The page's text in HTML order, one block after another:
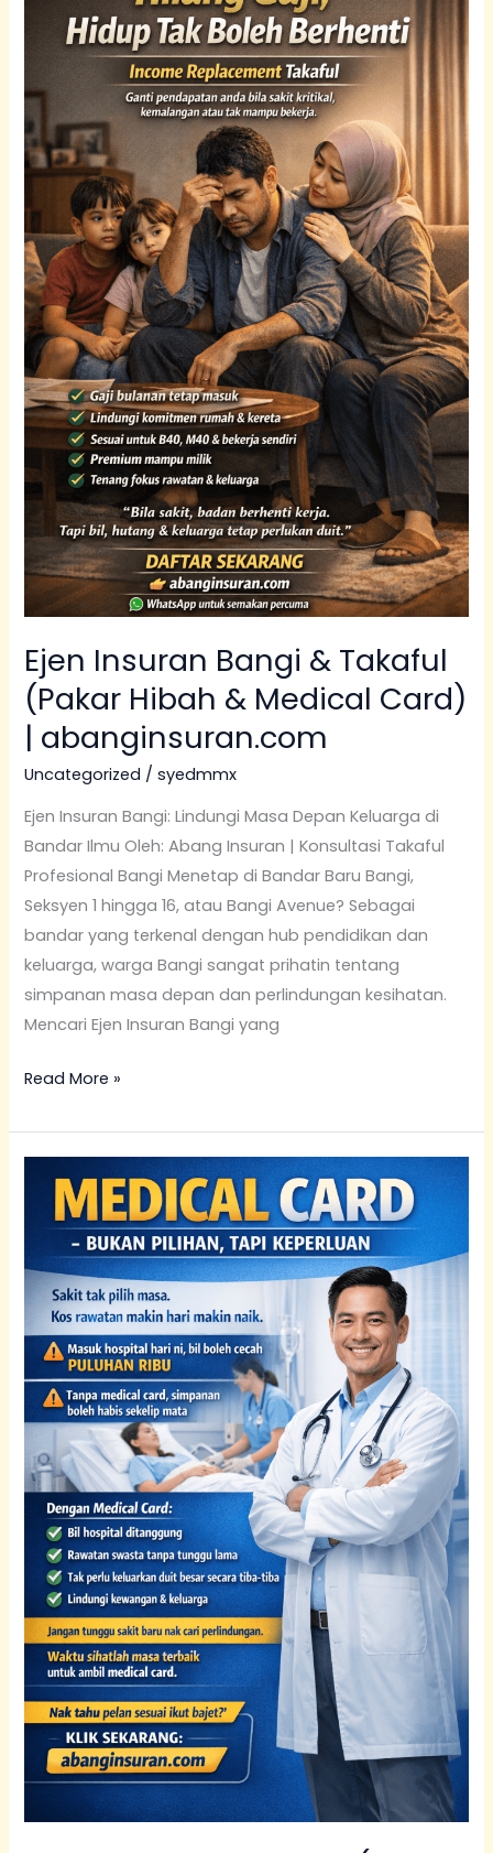
Ejen Insuran Bangi & Takaful
(Pakar Hibah & Medical Card)
| abanginsuran.com
Uncategorized /syedmmx
Ejen Insuran Bangi: Lindungi Masa Depan Keluarga di
Bandar Ilmu Oleh: Abang Insuran | Konsultasi Takaful
Profesional Bangi Menetap di Bandar Baru Bangi,
Seksyen 1 hingga 16, atau Bangi Avenue? Sebagai
bandar yang terkenal dengan hub pendidikan dan
keluarga, warga Bangi sangat prihatin tentang
simpanan masa depan dan perlindungan kesihatan.
Mencari Ejen Insuran Bangi yang
Bangi
Takaful
(Pakar
Hibah
&
Medical
Card)
|
abanginsuran.com
Read More »
Insuran
Puchong
(Pakar
Takaful
Medical
Card)
abanginsuran.com